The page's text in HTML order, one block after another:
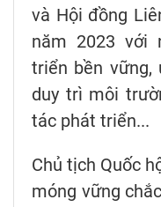
và Hội đồng
năm 2023 với
triển bền vững,
duy trì môi
tác phát triển...
Chủ tịch Quốc
móng vững